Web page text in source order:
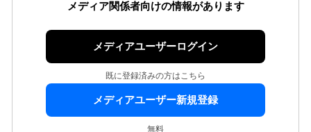
メディア関係者向けの情報があります
メディアユーザーログイン
既に登録済みの方はこちら
メディアユーザー新規登録
無料